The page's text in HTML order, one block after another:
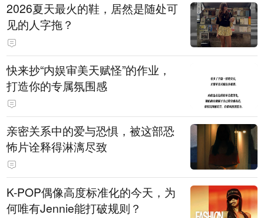
2026夏天最火的鞋，居然是随处可
见的人字拖？
快来抄“内娱审美天赋怪”的作业，
打造你的专属氛围感
亲密关系中的爱与恐惧，被这部恐
怖片诠释得淋漓尽致
K-POP偶像高度标准化的今天，为
何唯有Jennie能打破规则？